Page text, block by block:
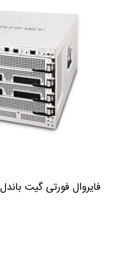
فایروال فورتی گیت باندل FG-7040E-BDL